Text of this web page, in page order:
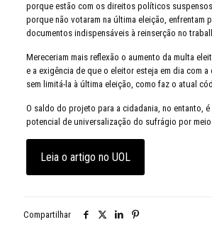
porque estão com os direitos políticos
porque não votaram na última eleição, enfrentam
documentos indispensáveis à reinserção no
Mereceriam mais reflexão o aumento da multa
e a exigência de que o eleitor esteja em dia com
sem limitá-la à última eleição, como faz o atual
O saldo do projeto para a cidadania, no entanto,
potencial de universalização do sufrágio por
Leia o artigo no UOL
Compartilhar